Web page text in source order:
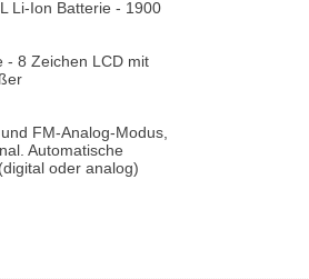
Li-Ion Batterie - 1900
- 8 Zeichen LCD mit
FM-Analog-Modus,
Automatische
oder analog)